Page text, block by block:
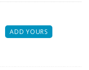
ADD YOURS